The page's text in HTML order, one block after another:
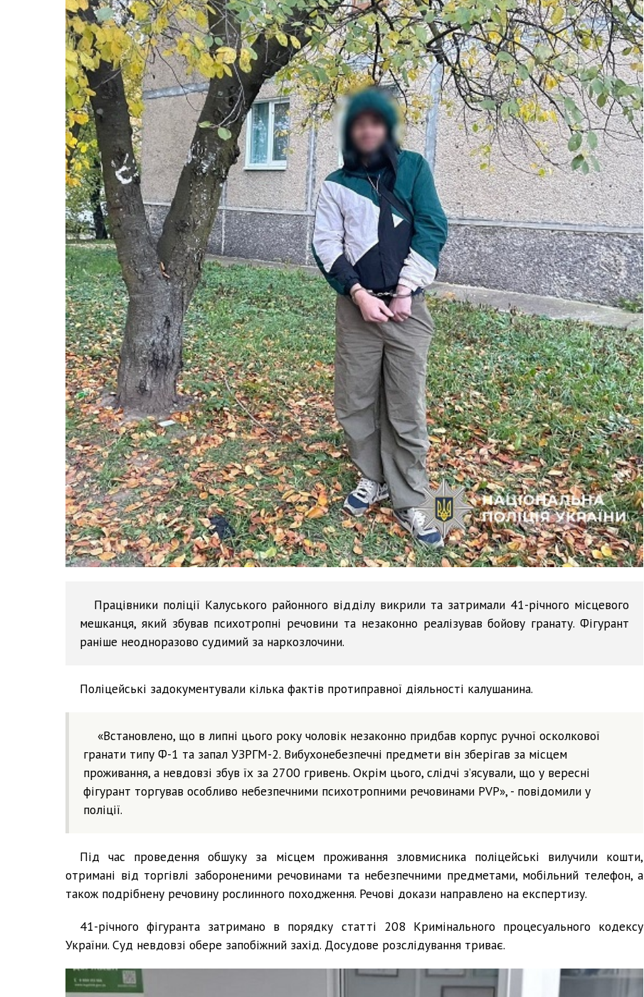
Працівники поліції Калуського районного відділу викрили та затримали 41-річного місцевого
мешканця, який збував психотропні речовини та незаконно реалізував бойову гранату. Фігурант
раніше неодноразово судимий за наркозлочини.
Поліцейські задокументували кілька фактів протиправної діяльності калушанина.
«Встановлено, що в липні цього року чоловік незаконно придбав корпус ручної осколкової
гранати типу Ф-1 та запал УЗРГМ-2. Вибухонебезпечні предмети він зберігав за місцем
проживання, а невдовзі збув їх за 2700 гривень. Окрім цього, слідчі з’ясували, що у вересні
фігурант торгував особливо небезпечними психотропними речовинами PVP», - повідомили у
поліції.
Під час проведення обшуку за місцем проживання зловмисника поліцейські вилучили кошти,
отримані від торгівлі забороненими речовинами та небезпечними предметами, мобільний телефон, а
також подрібнену речовину рослинного походження. Речові докази направлено на експертизу.
41-річного фігуранта затримано в порядку статті 208 Кримінального процесуального кодексу
України. Суд невдовзі обере запобіжний захід. Досудове розслідування триває.